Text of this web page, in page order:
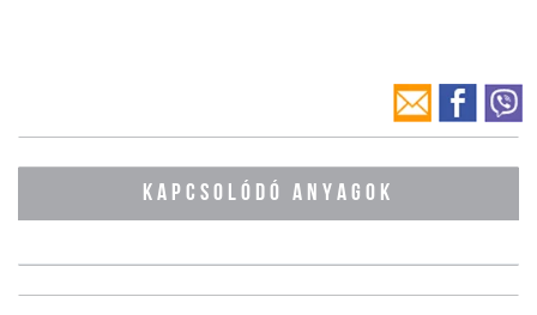
KAPCSOLÓDÓ ANYAGOK